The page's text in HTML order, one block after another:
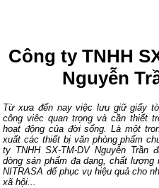
Công ty TNHH
Nguyễn
Từ xưa đến nay việc lưu giữ giấy
công viêc quan trọng và cần thiết
hoạt động của đời sống. Là một
xuất các thiết bị văn phòng phẩm
ty TNHH SX-TM-DV Nguyễn Trần
dòng sản phẩm đa dạng, chất lượng
NITRASA để phục vụ hiệu quả cho
xã hội...